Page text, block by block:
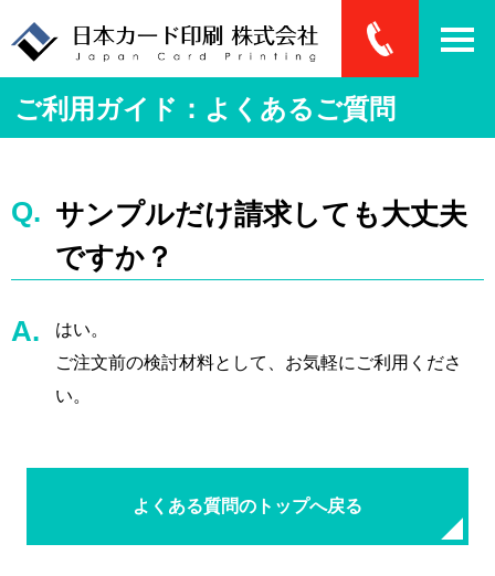
ご利用ガイド：よくあるご質問
サンプルだけ請求しても大丈夫
ですか？
はい。
ご注文前の検討材料として、お気軽にご利用くださ
い。
よくある質問のトップへ戻る